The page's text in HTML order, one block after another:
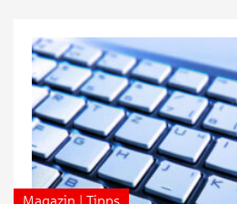
Magazin | Tipps